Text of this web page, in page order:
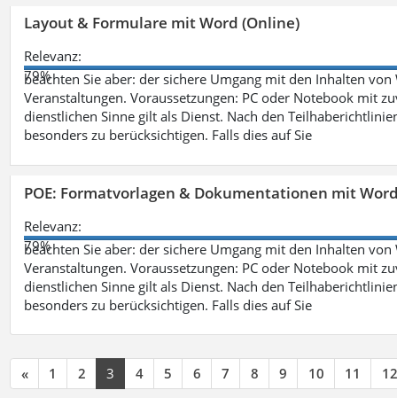
Layout & Formulare mit Word (Online)
Relevanz:
79%
beachten Sie aber: der sichere Umgang mit den Inhalten
Veranstaltungen. Voraussetzungen: PC oder Notebook mit
dienstlichen Sinne gilt als Dienst. Nach den
besonders zu berücksichtigen. Falls dies auf Sie
POE: Formatvorlagen & Dokumentationen mit
Relevanz:
79%
beachten Sie aber: der sichere Umgang mit den Inhalten
Veranstaltungen. Voraussetzungen: PC oder Notebook mit
dienstlichen Sinne gilt als Dienst. Nach den
besonders zu berücksichtigen. Falls dies auf Sie
« 1 2 3 4 5 6 7 8 9 10 11 12